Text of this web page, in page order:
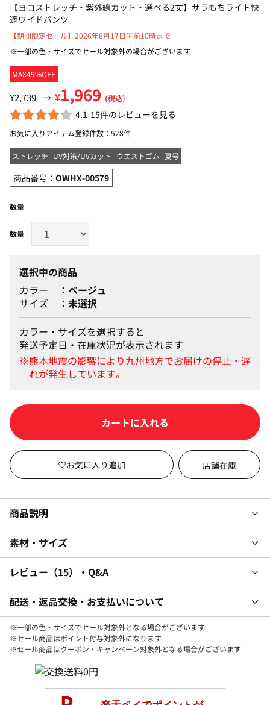
【ヨコストレッチ・紫外線カット・選べる2丈】サラもちライト快
適ワイドパンツ
MAX49%OFF
【期間限定セール】2026年8月17日午前10時まで
※一部の色・サイズでセール対象外の場合がございます
¥2,739 → ¥1,969 (税込)
4.1 15件のレビューを見る
お気に入りアイテム登録件数： 528件
ストレッチ UV対策/UVカット ウエストゴム 夏号
商品番号： OWHX-00579
数量
選択中の商品
カラー
ベージュ
サイズ
未選択
カラー・サイズを選択すると
発送予定日・在庫状況が表示されます
店舗在庫
商品説明
素材・サイズ
レビュー 15 ・Q&A
配送・返品交換・お支払いについて
※一部の色・サイズでセール対象外となる場合がございます
※セール商品はポイント付与対象外になります
※セール商品はクーポン・キャンペーン対象外となる場合がございます